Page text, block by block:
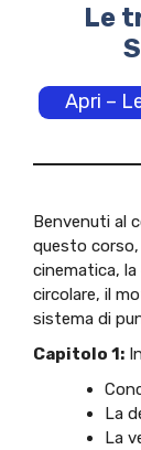
Le
Apri –
Benvenuti al
questo
cinematica,
circolare, il
sistema di
Capitolo 1:
La
La